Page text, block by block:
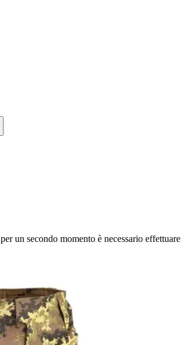
per un secondo momento è necessario effettuare